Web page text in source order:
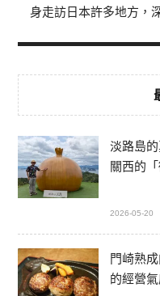
身走訪日本許多地方，
淡路島
關西的
2026-05-20
門崎熟
的經營